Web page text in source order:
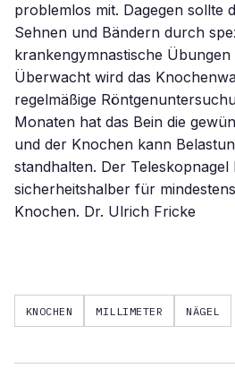
problemlos mit. Dagegen sollte
Sehnen und Bändern durch
krankengymnastische
Überwacht wird das
regelmäßige
Monaten hat das Bein die
und der Knochen kann
standhalten. Der Teleskopnagel
sicherheitshalber für
Knochen. Dr. Ulrich Fricke
KNOCHEN MILLIMETER NÄGEL